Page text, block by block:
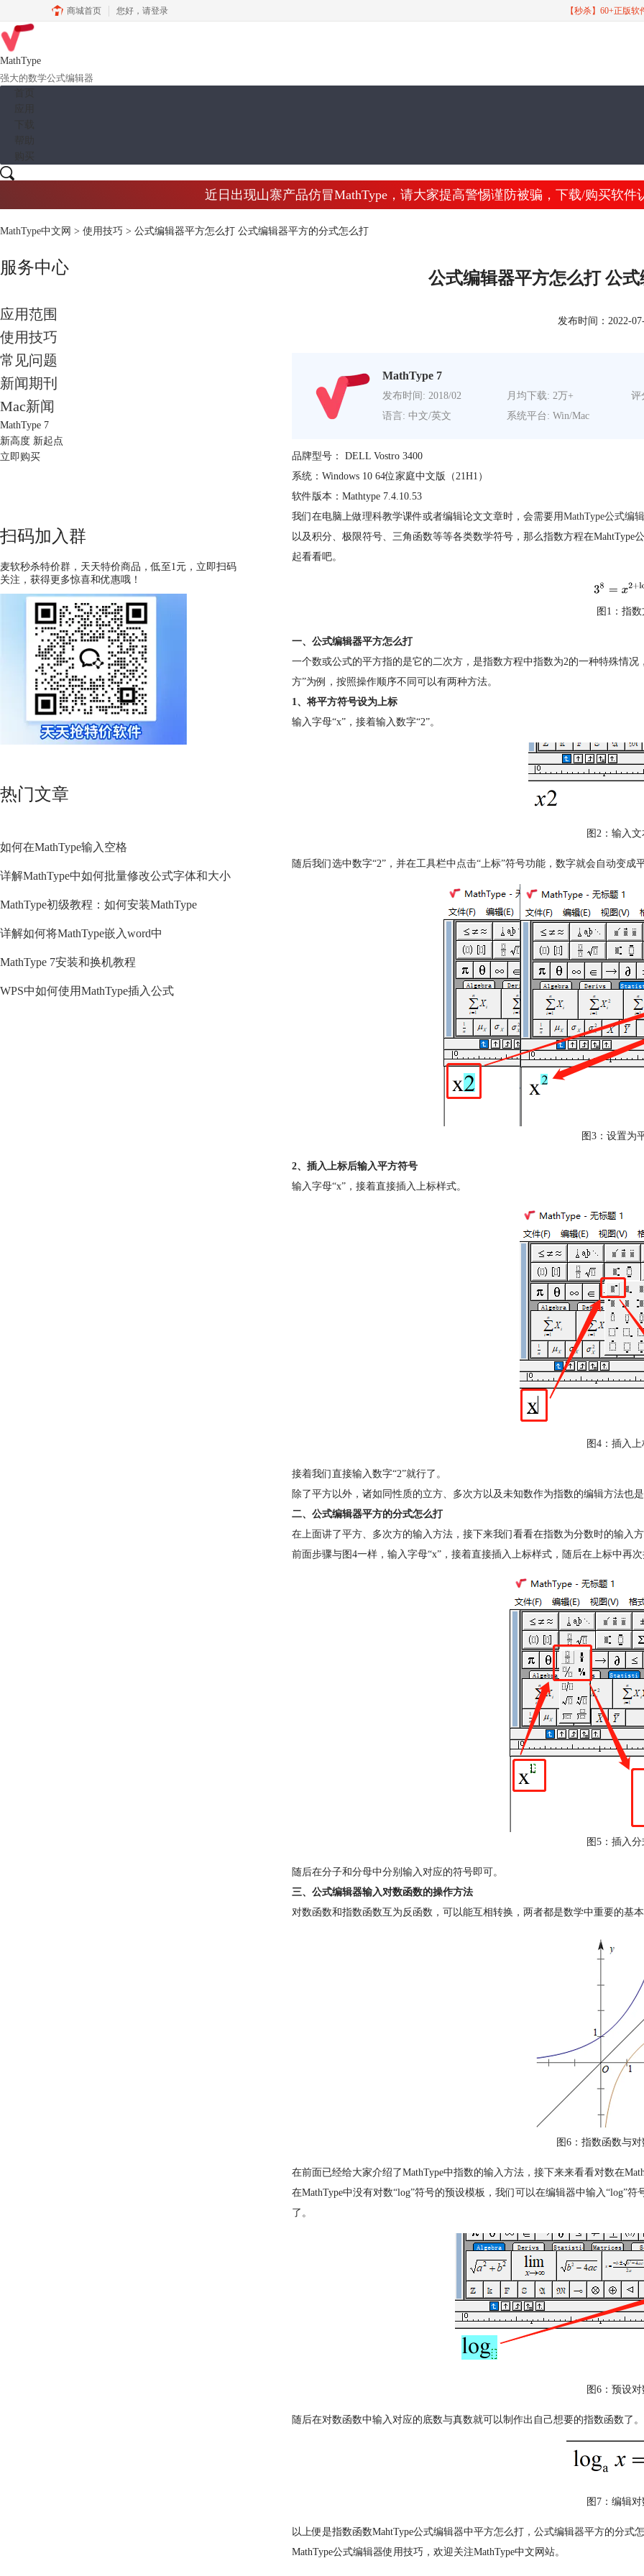
商城首页 您好， 请登录 【秒杀】60+正版
MathType
强大的数学公式编辑器
近日出现山寨产品仿冒MathType，请大家提高警惕谨防被骗，下载/购买软件
MathType中文网 > 使用技巧 > 公式编辑器平方怎么打 公式编辑器平方的分式怎么打
服务中心
应用范围
使用技巧
常见问题
新闻期刊
Mac新闻
MathType 7
新高度 新起点
立即购买
扫码加入群
麦软秒杀特价群，天天特价商品，低至1元，立即扫码
关注，获得更多惊喜和优惠哦！
热门文章
如何在MathType输入空格
详解MathType中如何批量修改公式字体和大小
MathType初级教程：如何安装MathType
详解如何将MathType嵌入word中
MathType 7安装和换机教程
WPS中如何使用MathType插入公式
公式编辑器平方怎么打 公
发布时间：2022-
MathType 7
发布时间: 2018/02 月均下载: 2万+
评
语言: 中文/英文
系统平台: Win/Mac
品牌型号： DELL Vostro 3400
系统：Windows 10 64位家庭中文版（21H1）
软件版本：Mathtype 7.4.10.53
我们在电脑上做理科教学课件或者编辑论文文章时，会需要用MathType公式编
以及积分、极限符号、三角函数等等各类数学符号，那么指数方程在
起看看吧。
图1：指
一、公式编辑器平方怎么打
一个数或公式的平方指的是它的二次方，是指数方程中指数为2的一种特殊情
方”为例，按照操作顺序不同可以有两种方法。
1、将平方符号设为上标
输入字母“x”，接着输入数字“2”。
图2：输入
随后我们选中数字“2”，并在工具栏中点击“上标”符号功能，数字就会自动变成
图3：设置为
2、插入上标后输入平方符号
输入字母“x”，接着直接插入上标样式。
图4：插入
接着我们直接输入数字“2”就行了。
除了平方以外，诸如同性质的立方、多次方以及未知数作为指数的编辑方法也
二、公式编辑器平方的分式怎么打
在上面讲了平方、多次方的输入方法，接下来我们看看在指数为分数时的输入
前面步骤与图4一样，输入字母“x”，接着直接插入上标样式，随后在上标中再
图5：插入
随后在分子和分母中分别输入对应的符号即可。
三、公式编辑器输入对数函数的操作方法
对数函数和指数函数互为反函数，可以能互相转换，两者都是数学中重要的基
图6：指数函数与
在前面已经给大家介绍了MathType中指数的输入方法，接下来来看看对数在
在MathType中没有对数“log”符号的预设模板，我们可以在编辑器中输入“log”
了。
图6：预设
随后在对数函数中输入对应的底数与真数就可以制作出自己想要的指数函数了。
图7：编辑
以上便是指数函数MahtType公式编辑器中平方怎么打，公式编辑器平方的分
MathType公式编辑器使用技巧，欢迎关注MathType中文网站。